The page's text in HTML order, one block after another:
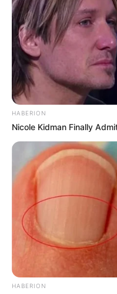
HABERION
Nicole Kidman Finally
HABERION